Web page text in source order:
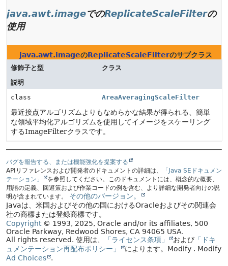
java.awt.imageでのReplicateScaleFilterの
使用
java.awt.imageのReplicateScaleFilterのサブクラス
修飾子と型
クラス
説明
class
AreaAveragingScaleFilter
最近接点アルゴリズムよりもなめらかな結果が得られる、簡単
な領域平均化アルゴリズムを使用してイメージをスケーリング
するImageFilterクラスです。
バグを報告する、または機能強化を提案する
APIリファレンスおよび開発者のドキュメントの詳細は、
「Java SEドキュメン
テーション」
を参照してください。このドキュメントには、概念的な概要、
用語の定義、回避策および作業コードの例を含む、より詳細な開発者向けの説
明が含まれています。
その他のバージョン。
Javaは、米国およびその他の国におけるOracleおよびその関連会
社の商標または登録商標です。
Copyright© 1993, 2025, Oracle and/or its affiliates, 500
Oracle Parkway, Redwood Shores, CA 94065 USA.
All rights reserved. 使用は、 「ライセンス条項」 および 「ドキ
ュメンテーション再配布ポリシー」
によります。 Modify . Modify
Ad Choices
.